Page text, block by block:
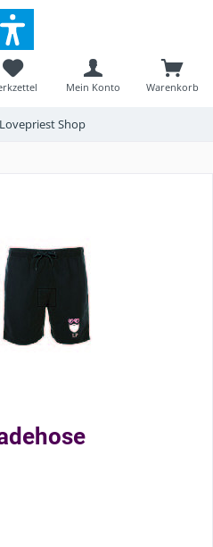
Warenkorb
Mein Konto
Shop